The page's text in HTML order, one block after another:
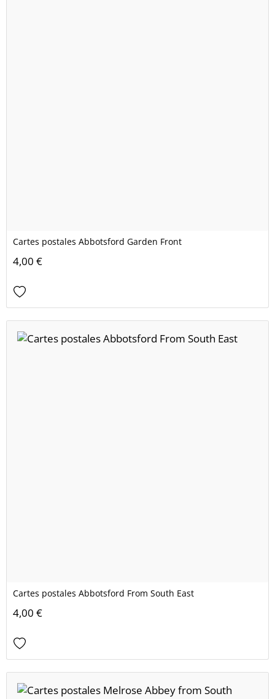
Cartes postales Abbotsford Garden Front
4,00 €
Cartes postales Abbotsford From South East
4,00 €